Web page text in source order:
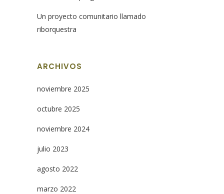
Un proyecto comunitario llamado
riborquestra
ARCHIVOS
noviembre 2025
octubre 2025
noviembre 2024
julio 2023
agosto 2022
marzo 2022